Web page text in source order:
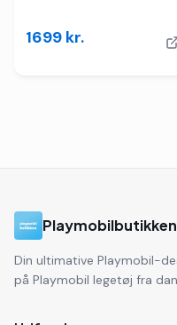
1699 kr.
Din ultimative Playmobil-
på Playmobil legetøj fra